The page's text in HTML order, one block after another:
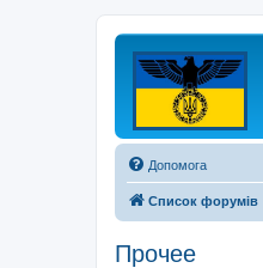
Допомога
Список форумів
Прочее